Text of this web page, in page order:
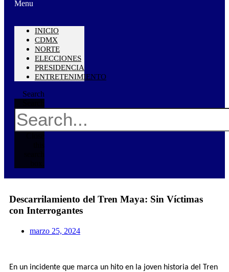
Menu
INICIO
CDMX
NORTE
ELECCIONES
PRESIDENCIA
ENTRETENIMIENTO
Search
Descarrilamiento del Tren Maya: Sin Víctimas
con Interrogantes
marzo 25, 2024
En un incidente que marca un hito en la joven historia del Tren